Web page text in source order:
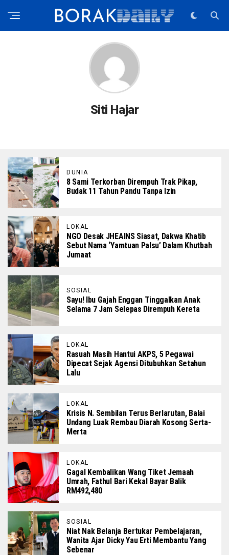
Siti Hajar
DUNIA
8 Sami Terkorban Dirempuh Trak Pikap,
Budak 11 Tahun Pandu Tanpa Izin
LOKAL
NGO Desak JHEAINS Siasat, Dakwa Khatib
Sebut Nama ‘Yamtuan Palsu’ Dalam Khutbah
Jumaat
SOSIAL
Sayu! Ibu Gajah Enggan Tinggalkan Anak
Selama 7 Jam Selepas Dirempuh Kereta
LOKAL
Rasuah Masih Hantui AKPS, 5 Pegawai
Dipecat Sejak Agensi Ditubuhkan Setahun
Lalu
LOKAL
Krisis N. Sembilan Terus Berlarutan, Balai
Undang Luak Rembau Diarah Kosong Serta-
Merta
LOKAL
Gagal Kembalikan Wang Tiket Jemaah
Umrah, Fathul Bari Kekal Bayar Balik
RM492,480
SOSIAL
Niat Nak Belanja Bertukar Pembelajaran,
Wanita Ajar Dicky Yau Erti Membantu Yang
Sebenar